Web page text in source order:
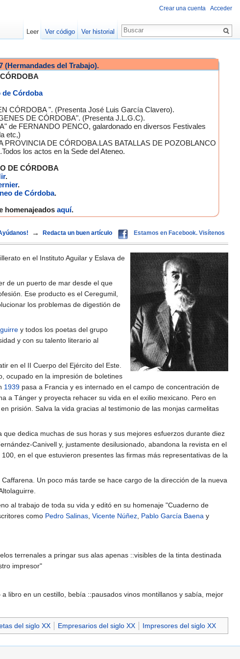
(Hermandades del Trabajo).
de Córdoba
CÓRDOBA ". (Presenta José Luis García Clavero).
DE CÓRDOBA". (Presenta J.L.G.C).
de FERNANDO PENCO, galardonado en diversos Festivales
etc,)
PROVINCIA DE CÓRDOBA.LAS BATALLAS DE POZOBLANCO
los actos en la Sede del Ateneo.
DE CÓRDOBA
.
.
de Córdoba.
homenajeados aquí.
→ Redacta un buen artículo Estamos en Facebook. Visítenos
en el Instituto Aguilar y Eslava de
de un puerto de mar desde el que
Ese producto es el Ceregumil,
los problemas de digestión de
y todos los poetas del grupo
y con su talento literario al
en el II Cuerpo del Ejército del Este.
ocupado en la impresión de boletines
1939 pasa a Francia y es internado en el campo de concentración de
a Tánger y proyecta rehacer su vida en el exilio mexicano. Pero en
prisión. Salva la vida gracias al testimonio de las monjas carmelitas
dedica muchas de sus horas y sus mejores esfuerzos durante diez
Canivell y, justamente desilusionado, abandona la revista en el
en el que estuvieron presentes las firmas más representativas de la
Un poco más tarde se hace cargo de la dirección de la nueva
al trabajo de toda su vida y editó en su homenaje "Cuaderno de
como Pedro Salinas, Vicente Núñez, Pablo García Baena y
terrenales a pringar sus alas apenas ::visibles de la tinta destinada
impresor"
libro en un cestillo, bebía ::pausados vinos montillanos y sabía, mejor
del siglo XX Empresarios del siglo XX Impresores del siglo XX
Crear una cuenta Acceder
Leer Ver código Ver historial